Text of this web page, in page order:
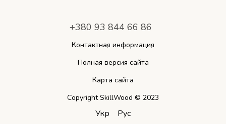
+380 93 844 66 86
Контактная информация
Полная версия сайта
Карта сайта
Copyright SkillWood © 2023
Укр Рус